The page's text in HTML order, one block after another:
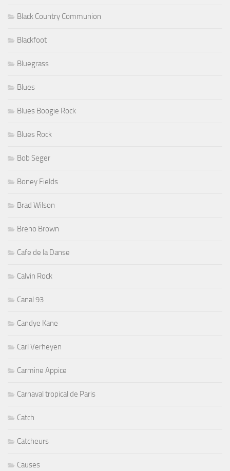
Black Country Communion
Blackfoot
Bluegrass
Blues
Blues Boogie Rock
Blues Rock
Bob Seger
Boney Fields
Brad Wilson
Breno Brown
Cafe de la Danse
Calvin Rock
Canal 93
Candye Kane
Carl Verheyen
Carmine Appice
Carnaval tropical de Paris
Catch
Catcheurs
Causes